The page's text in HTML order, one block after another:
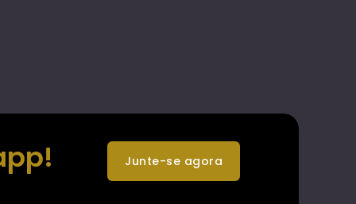
junte-se agora